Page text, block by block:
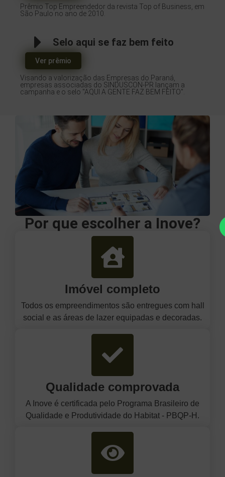
Prêmio Top Empreendedor da revista Top of Business, em
São Paulo no ano de 2010.
Selo aqui se faz bem feito
Ver prêmio
Visando a valorização das Empresas do Paraná,
empresas associadas do SINDUSCON-PR lançam a
campanha e o selo "AQUI A GENTE FAZ BEM FEITO".
Por que escolher a Inove?
Imóvel completo
Todos os empreendimentos são entregues com hall
social e as áreas de lazer equipadas e decoradas.
Qualidade comprovada
A Inove é certificada pelo Programa Brasileiro de
Qualidade e Produtividade do Habitat - PBQP-H.